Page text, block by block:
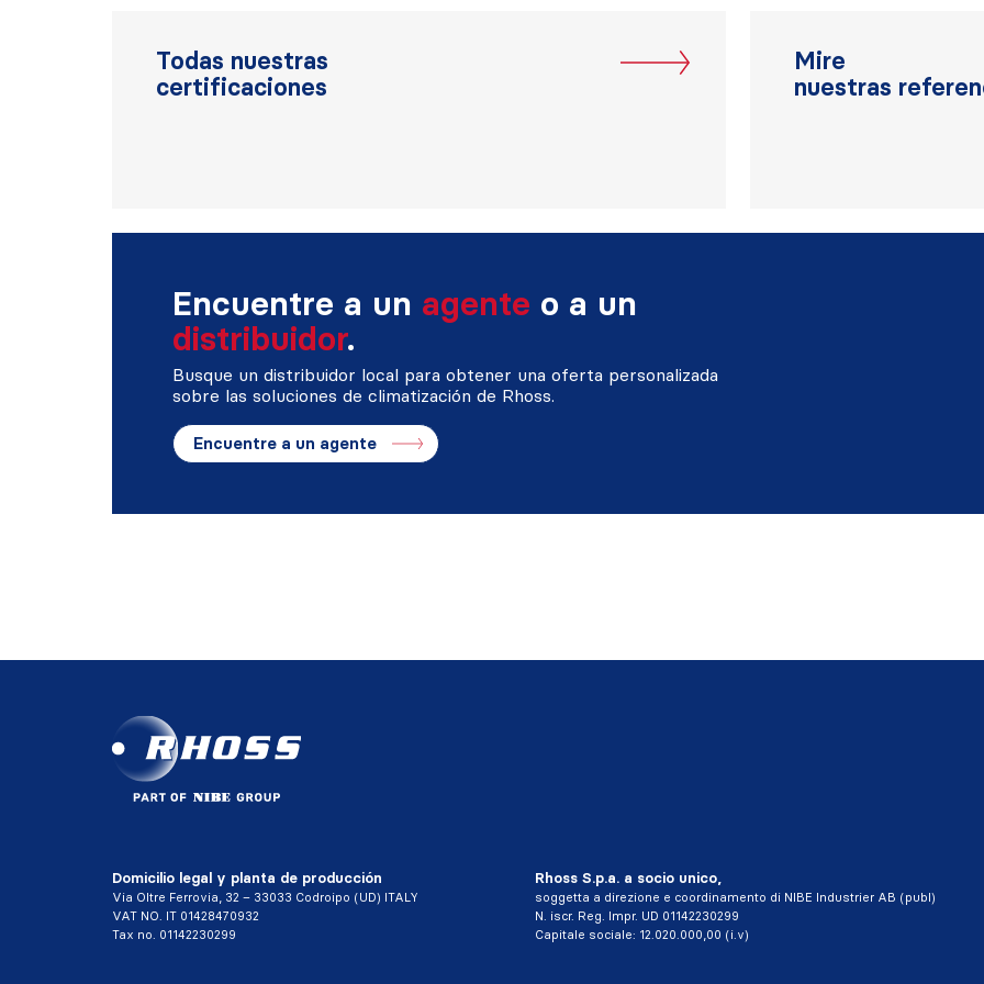
Todas nuestras
certificaciones
Mire
nuestras
Encuentre a un agente o a un
distribuidor.
Busque un distribuidor local para obtener una oferta personalizada
sobre las soluciones de climatización de Rhoss.
Encuentre a un agente
Domicilio legal y planta de producción
Via Oltre Ferrovia, 32 – 33033 Codroipo (UD) ITALY
VAT NO. IT 01428470932
Tax no. 01142230299
Rhoss S.p.a. a socio unico,
soggetta a direzione e coordinamento di NIBE Industrier AB (publ)
N. iscr. Reg. Impr. UD 01142230299
Capitale sociale: 12.020.000,00 (i.v)